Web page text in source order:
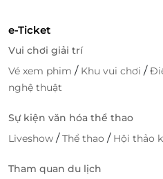
e-Ticket
Vui chơi giải trí
Vé xem phim / Khu vui chơi /
nghệ thuật
Sự kiện văn hóa thể thao
Liveshow /Thể thao / Hội thảo
Tham quan du lịch